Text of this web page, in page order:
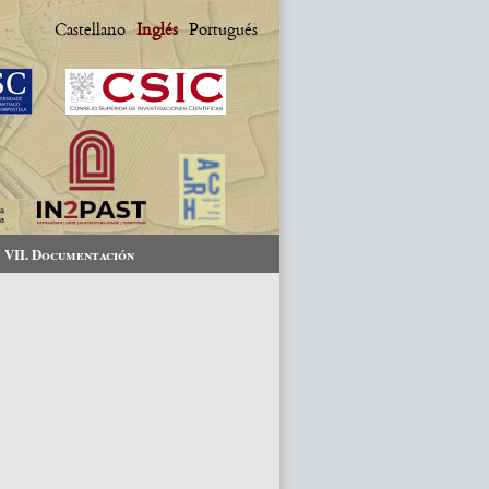
Castellano Inglés Portugués
VII. Documentación